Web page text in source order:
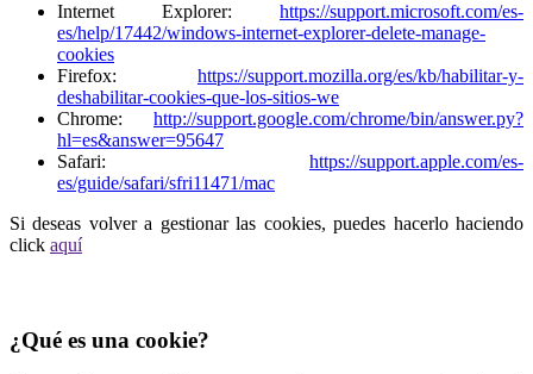
Internet Explorer: https://support.microsoft.com/es-
es/help/17442/windows-internet-explorer-delete-manage-
cookies
Firefox: https://support.mozilla.org/es/kb/habilitar-y-
deshabilitar-cookies-que-los-sitios-we
Chrome: http://support.google.com/chrome/bin/answer.py?
hl=es&answer=95647
Safari: https://support.apple.com/es-
es/guide/safari/sfri11471/mac
Si deseas volver a gestionar las cookies, puedes hacerlo haciendo
click aquí
¿Qué es una cookie?